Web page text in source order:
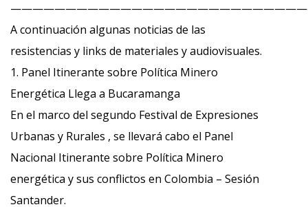
A continuación algunas noticias de las
resistencias y links de materiales y audiovisuales.
1. Panel Itinerante sobre Política Minero
Energética Llega a Bucaramanga
En el marco del segundo Festival de Expresiones
Urbanas y Rurales , se llevará cabo el Panel
Nacional Itinerante sobre Política Minero
energética y sus conflictos en Colombia – Sesión
Santander.